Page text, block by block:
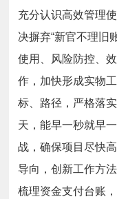
充分认识高效管理
决摒弃“新官不理旧
使用、风险防控、
作，加快形成实物
标、路径，严格落实
天，能早一秒就早
战，确保项目尽快
导向，创新工作方
梳理资金支付台账